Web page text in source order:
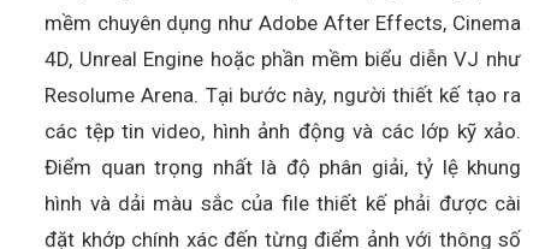
mềm chuyên dụng như Adobe After Effects, Cinema
4D, Unreal Engine hoặc phần mềm biểu diễn VJ như
Resolume Arena. Tại bước này, người thiết kế tạo ra
các tệp tin video, hình ảnh động và các lớp kỹ xảo.
Điểm quan trọng nhất là độ phân giải, tỷ lệ khung
hình và dải màu sắc của file thiết kế phải được cài
đặt khớp chính xác đến từng điểm ảnh với thông số